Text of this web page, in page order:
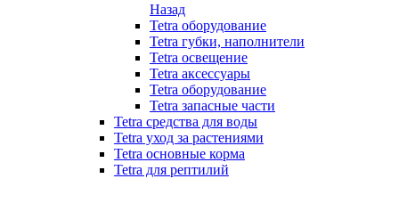
Назад
Tetra оборудование
Tetra губки, наполнители
Tetra освещение
Tetra аксессуары
Tetra оборудование
Tetra запасные части
Tetra средства для воды
Tetra уход за растениями
Tetra основные корма
Tetra для рептилий